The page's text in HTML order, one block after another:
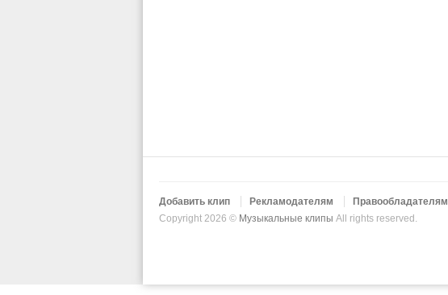
Добавить клип Рекламодателям Правообладателям
Copyright 2026 © Музыкальные клипы All rights reserved.